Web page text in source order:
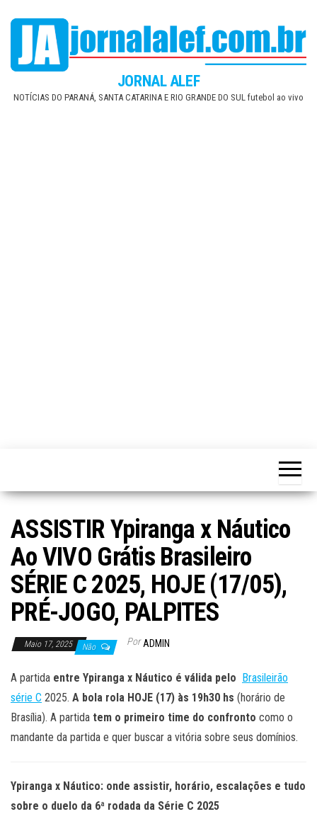
content
JORNAL ALEF
NOTÍCIAS DO PARANÁ, SANTA CATARINA E RIO GRANDE DO SUL futebol ao vivo
ASSISTIR Ypiranga x Náutico
Ao VIVO Grátis Brasileiro
SÉRIE C 2025, HOJE (17/05),
PRÉ-JOGO, PALPITES
Maio 17, 2025 Não Por ADMIN
A partida entre Ypiranga x Náutico é válida pelo
Brasileirão
série C 2025. A bola rola HOJE (17) às 19h30 hs (horário de
Brasília). A partida tem o primeiro time do confronto como o
mandante da partida e quer buscar a vitória sobre seus domínios.
Ypiranga x Náutico: onde assistir, horário, escalações e tudo
sobre o duelo da 6ª rodada da Série C 2025